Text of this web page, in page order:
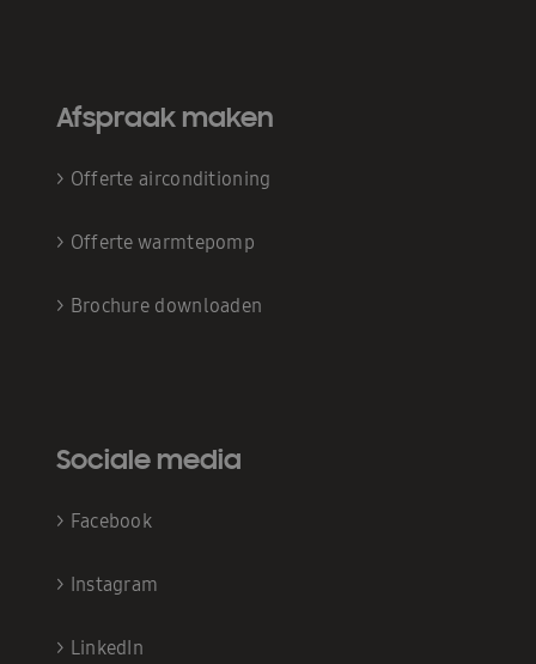
Afspraak maken
> Offerte airconditioning
> Offerte warmtepomp
> Brochure downloaden
Sociale media
> Facebook
> Instagram
> LinkedIn